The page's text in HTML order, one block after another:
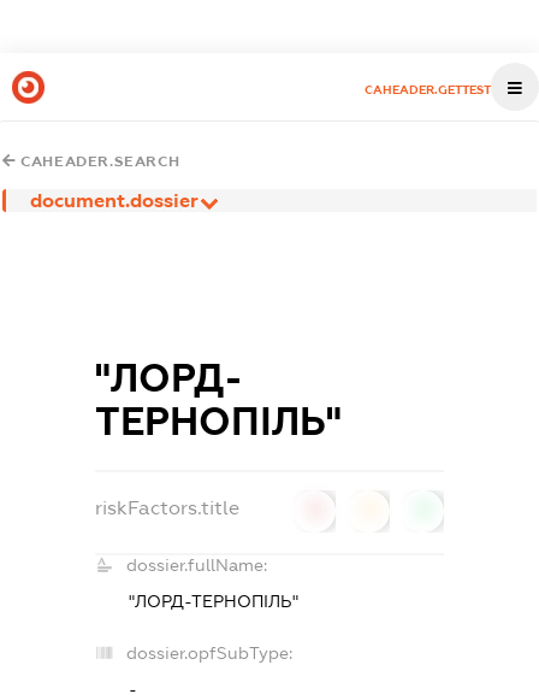
CAHEADER.GETTEST
CAHEADER.SEARCH
document.dossier
"ЛОРД-
ТЕРНОПІЛЬ"
riskFactors.title
dossier.fullName:
"ЛОРД-ТЕРНОПІЛЬ"
dossier.opfSubType:
-